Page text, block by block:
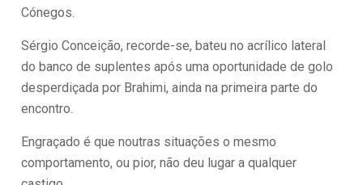
Cónegos.
Sérgio Conceição, recorde-se, bateu no acrílico lateral
do banco de suplentes após uma oportunidade de golo
desperdiçada por Brahimi, ainda na primeira parte do
encontro.
Engraçado é que noutras situações o mesmo
comportamento, ou pior, não deu lugar a qualquer